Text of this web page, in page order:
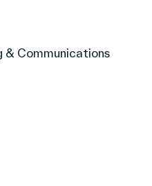
& Communications